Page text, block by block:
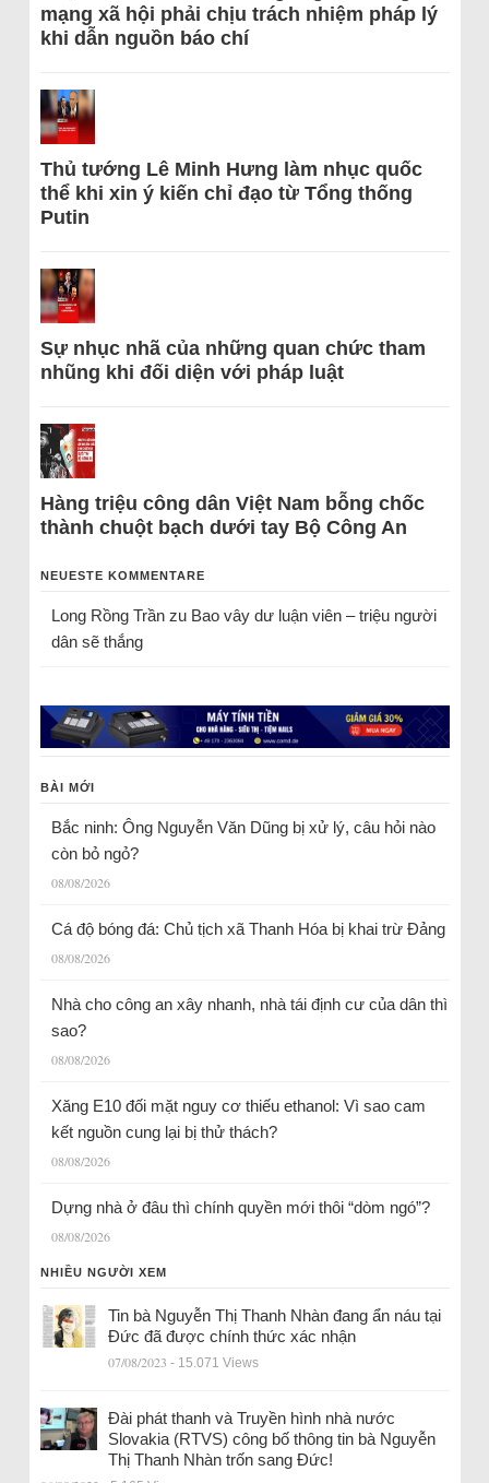
mạng xã hội phải chịu trách nhiệm pháp lý
khi dẫn nguồn báo chí
Thủ tướng Lê Minh Hưng làm nhục quốc
thể khi xin ý kiến chỉ đạo từ Tổng thống
Putin
Sự nhục nhã của những quan chức tham
nhũng khi đối diện với pháp luật
Hàng triệu công dân Việt Nam bỗng chốc
thành chuột bạch dưới tay Bộ Công An
NEUESTE KOMMENTARE
Long Rồng Trầnzu Bao vây dư luận viên – triệu người
dân sẽ thắng
BÀI MỚI
Bắc ninh: Ông Nguyễn Văn Dũng bị xử lý, câu hỏi nào
còn bỏ ngỏ?
08/08/2026
Cá độ bóng đá: Chủ tịch xã Thanh Hóa bị khai trừ Đảng
08/08/2026
Nhà cho công an xây nhanh, nhà tái định cư của dân thì
sao?
08/08/2026
Xăng E10 đối mặt nguy cơ thiếu ethanol: Vì sao cam
kết nguồn cung lại bị thử thách?
08/08/2026
Dựng nhà ở đâu thì chính quyền mới thôi “dòm ngó”?
08/08/2026
NHIỀU NGƯỜI XEM
Tin bà Nguyễn Thị Thanh Nhàn đang ẩn náu tại
Đức đã được chính thức xác nhận
07/08/2023 - 15.071 Views
Đài phát thanh và Truyền hình nhà nước
Slovakia (RTVS) công bố thông tin bà Nguyễn
Thị Thanh Nhàn trốn sang Đức!